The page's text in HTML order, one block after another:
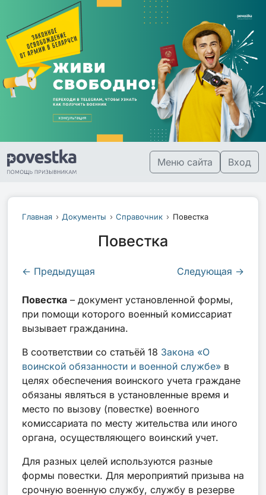
Меню сайта Вход
Главная Документы Справочник Повестка
Повестка
← Предыдущая Следующая →
Повестка – документ установленной формы,
при помощи которого военный комиссариат
вызывает гражданина.
В соответствии со статьёй 18 Закона «О
воинской обязанности и военной службе» в
целях обеспечения воинского учета граждане
обязаны являться в установленные время и
место по вызову (повестке) военного
комиссариата по месту жительства или иного
органа, осуществляющего воинский учет.
Для разных целей используются разные
формы повестки. Для мероприятий призыва на
срочную военную службу, службу в резерве